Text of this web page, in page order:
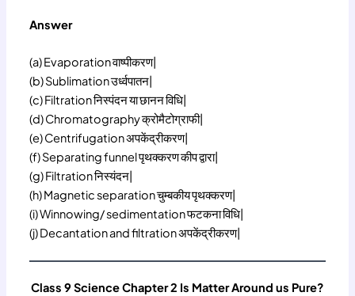
Answer
(a) Evaporation वाष्पीकरण|
(b) Sublimation उर्ध्वपातन|
(c) Filtration निस्पंदन या छानन विधि|
(d) Chromatography क्रोमैटोग्राफी|
(e) Centrifugation अपकेंद्रीकरण|
(f) Separating funnel पृथक्करण कीप द्वारा|
(g) Filtration निस्यंदन|
(h) Magnetic separation चुम्बकीय पृथक्करण|
(i) Winnowing/ sedimentation फटकना विधि|
(j) Decantation and filtration अपकेंद्रीकरण|
Class 9 Science Chapter 2 Is Matter Around us Pure?